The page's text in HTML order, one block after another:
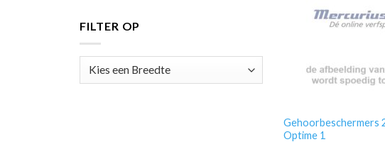
FILTER OP
Gehoorbeschermers
Optime 1